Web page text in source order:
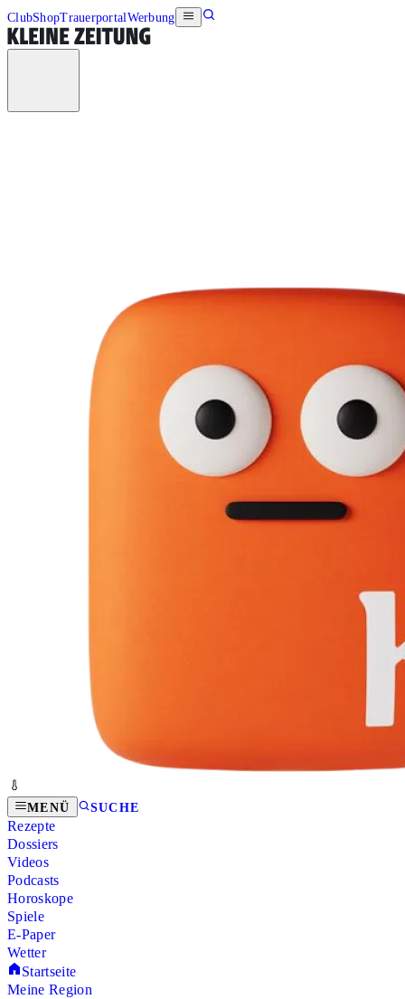
ClubShopTrauerportalWerbung
MENÜ SUCHE
Rezepte
Dossiers
Videos
Podcasts
Horoskope
Spiele
E-Paper
Wetter
Startseite
Meine Region